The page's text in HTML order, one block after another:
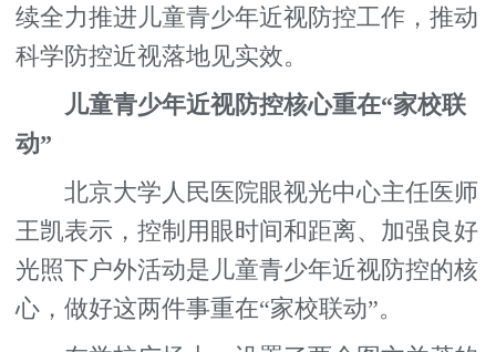
续全力推进儿童青少年近视防控工作，推动
科学防控近视落地见实效。
儿童青少年近视防控核心重在“家校联
动”
北京大学人民医院眼视光中心主任医师
王凯表示，控制用眼时间和距离、加强良好
光照下户外活动是儿童青少年近视防控的核
心，做好这两件事重在“家校联动”。